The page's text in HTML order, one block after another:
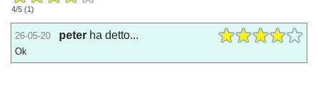
4/5 (1 )
26-05-20 peter ha detto...
Ok